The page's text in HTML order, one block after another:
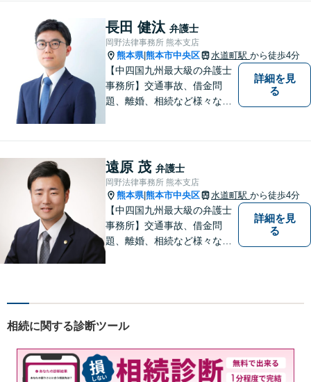
い！
長田 健汰 弁護士
岡野法律事務所 熊本支店
熊本県|熊本市中央区 水道町駅 から徒歩4分
【中四国九州最大級の弁護士
事務所】交通事故、借金問
題、離婚、相続など様々な問
い！
詳細を見
る
遠原 茂 弁護士
岡野法律事務所 熊本支店
熊本県|熊本市中央区 水道町駅 から徒歩4分
【中四国九州最大級の弁護士
事務所】交通事故、借金問
題、離婚、相続など様々な問
い！
詳細を見
る
相続に関する診断ツール